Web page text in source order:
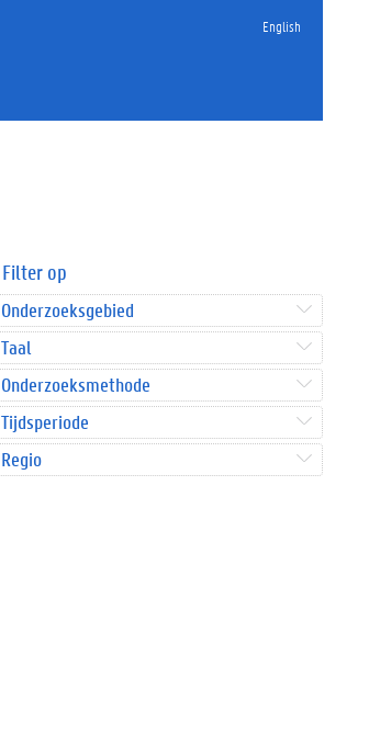
English
Filter op
Onderzoeksgebied
Taal
Onderzoeksmethode
Tijdsperiode
Regio